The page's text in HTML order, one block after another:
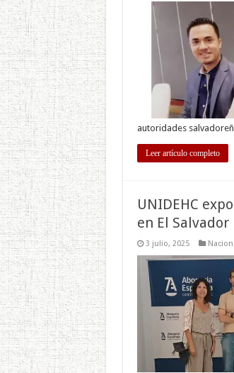
autoridades
Leer artículo completo
UNIDEHC
en El Salvador
3 julio, 2025